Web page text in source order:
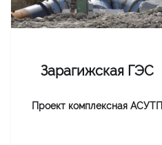
Зарагижская ГЭС
Проект комплексная АСУТП